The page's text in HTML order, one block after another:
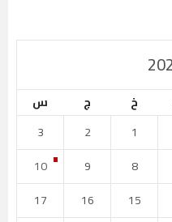
خ ج س
1
2
3
8
9
10
15
16
17